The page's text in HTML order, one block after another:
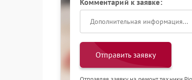
Комментарий к заявке:
Отправить заявку